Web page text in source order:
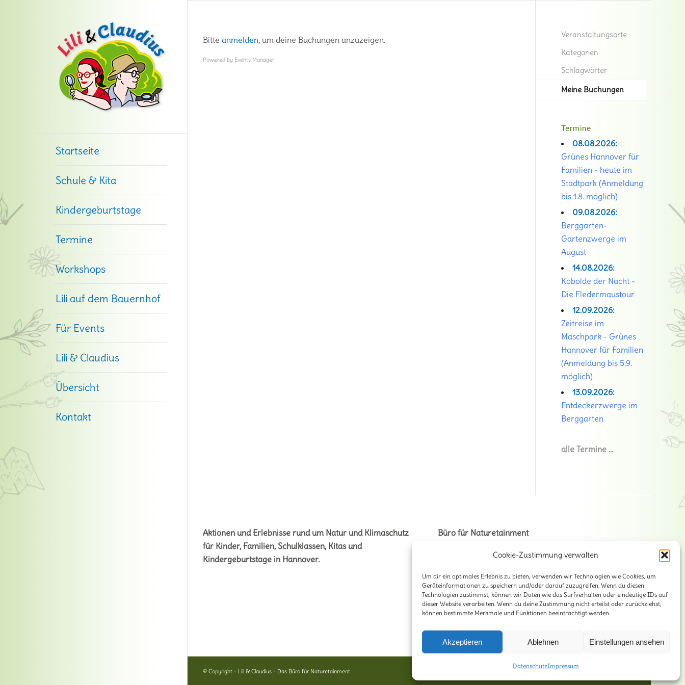
Cookie-Zustimmung verwalten
Um dir ein optimales Erlebnis zu bieten, verwenden wir Technologien wie Cookies, um
Geräteinformationen zu speichern und/oder darauf zuzugreifen. Wenn du diesen
Technologien zustimmst, können wir Daten wie das Surfverhalten oder eindeutige IDs auf
dieser Website verarbeiten. Wenn du deine Zustimmung nicht erteilst oder zurückziehst,
können bestimmte Merkmale und Funktionen beeinträchtigt werden.
Akzeptieren Ablehnen Einstellungen ansehen
DatenschutzImpressum
Startseite
Schule & Kita
Kindergeburtstage
Termine
Workshops
Lili auf dem Bauernhof
Für Events
Lili & Claudius
Übersicht
Kontakt
Bitteanmelden, um deine Buchungen anzuzeigen.
Powered byEvents Manager
Veranstaltungsorte
Kategorien
Schlagwörter
Meine Buchungen
Termine
08.08.2026:
Grünes Hannover für
Familien - heute im
Stadtpark (Anmeldung
bis 1.8. möglich)
09.08.2026:
Berggarten-
Gartenzwerge im
August
14.08.2026:
Kobolde der Nacht -
Die Fledermaustour
12.09.2026:
Zeitreise im
Maschpark - Grünes
Hannover für Familien
(Anmeldung bis 5.9.
möglich)
13.09.2026:
Entdeckerzwerge im
Berggarten
alle Termine …
Aktionen und Erlebnisse rund um Natur und Klimaschutz
für Kinder, Familien, Schulklassen, Kitas und
Kindergeburtstage in Hannover.
Büro für Naturetainment
30419 Hannover
E-Mail:info@lili-claudius.de
Telefon: 0511-2281471
© Copyright - Lili & Claudius - Das Büro für Naturetainment Impressum Datenschutz